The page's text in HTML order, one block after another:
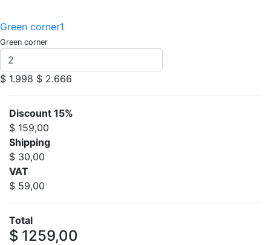
Green corner1
Green corner
$ 1.998 $ 2.666
Discount 15%
$ 159,00
Shipping
$ 30,00
VAT
$ 59,00
Total
$ 1259,00